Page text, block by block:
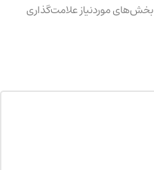
بخش‌های موردنیاز علامت‌گذاری